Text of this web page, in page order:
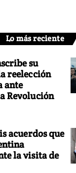
Lo más reciente
su
reelección
ante
Revolución
acuerdos que
la visita de